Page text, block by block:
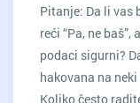
Pitanje: Da li vas
reći “Pa, ne
podaci sigurni?
hakovana na
Koliko često